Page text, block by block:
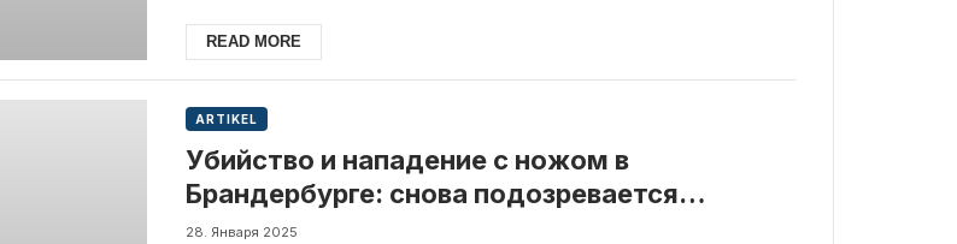
READ MORE
ARTIKEL
Убийство и нападение с ножом в
Брандербурге: снова подозревается
мигрант
28. Января 2025